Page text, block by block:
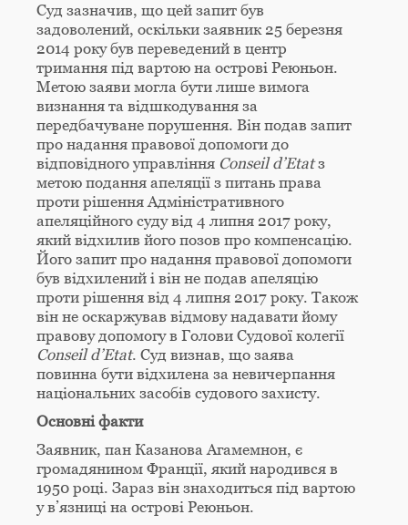
Суд зазначив, що цей запит був
задоволений, оскільки заявник 25 березня
2014 року був переведений в центр
тримання під вартою на острові Реюньон.
Метою заяви могла бути лише вимога
визнання та відшкодування за
передбачуване порушення. Він подав запит
про надання правової допомоги до
відповідного управління Conseil d’Etatз
метою подання апеляції з питань права
проти рішення Адміністративного
апеляційного суду від 4 липня 2017 року,
який відхилив його позов про компенсацію.
Його запит про надання правової допомоги
був відхилений і він не подав апеляцію
проти рішення від 4 липня 2017 року. Також
він не оскаржував відмову надавати йому
правову допомогу в Голови Судової колегії
Conseild’Etat. Суд визнав, що заява
повинна бути відхилена за невичерпання
національних засобів судового захисту.
Основні факти
Заявник, пан Казанова Агамемнон, є
громадянином Франції, який народився в
1950 році. Зараз він знаходиться під вартою
у в’язниці на острові Реюньон.